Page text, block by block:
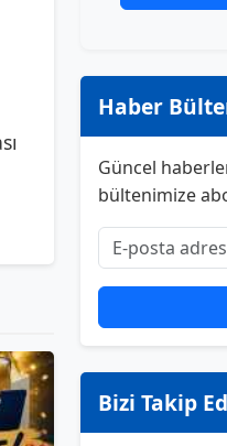
Haber
Güncel
bültenimize
Bizi Takip